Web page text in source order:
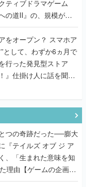
ティブドラマゲーム
の道II』の、規模が違
ューサーに聞いた
プン？ スマホア
として、わずか6ヵ月で
行った発見型ストア
』仕掛け人に話を聞い
つの奇跡だった──膨大
『テイルズ オブ ジ ア
、「生まれた意味を知
理由【ゲームの企画